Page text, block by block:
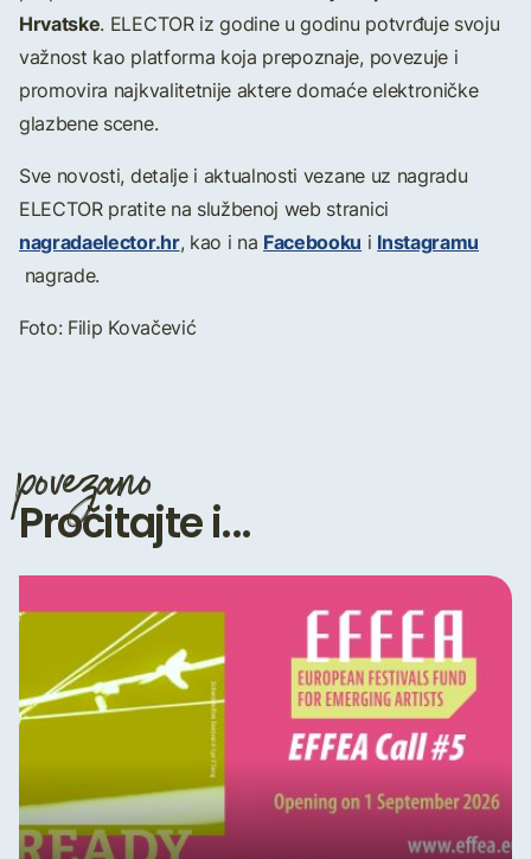
Hrvatske. ELECTOR iz godine u godinu potvrđuje svoju
važnost kao platforma koja prepoznaje, povezuje i
promovira najkvalitetnije aktere domaće elektroničke
glazbene scene.
Sve novosti, detalje i aktualnosti vezane uz nagradu
ELECTOR pratite na službenoj web stranici
nagradaelector.hr, kao i na Facebooku i Instagramu
nagrade.
Foto: Filip Kovačević
povezano
Pročitajte i...